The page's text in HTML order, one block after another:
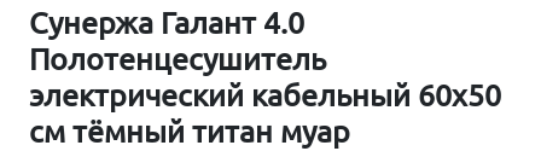
Сунержа Галант 4.0
Полотенцесушитель
электрический кабельный 60х50
см тёмный титан муар